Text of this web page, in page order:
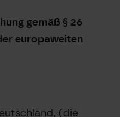
gemäß § 26
europaweiten
(die